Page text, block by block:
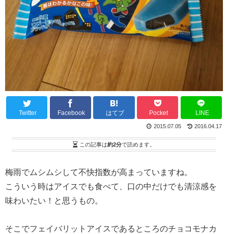
Twitter Facebook はてブ Pocket LINE
2016.04.17
2015.07.05
この記事は約2分で読めます。
梅雨でムシムシして不快指数が高まっていますね。
こういう時はアイスでも食べて、口の中だけでも清涼感を
味わいたい！と思うもの。
そこでフェイバリットアイスであるところのチョコモナカ